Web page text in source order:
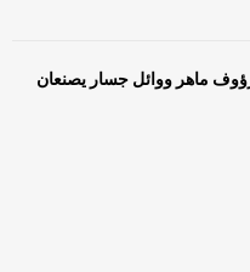
ماهر ووائل جسار يصنعان